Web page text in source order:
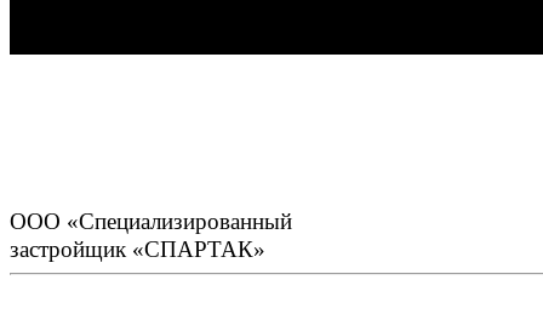
ООО «Специализированный
застройщик «СПАРТАК»